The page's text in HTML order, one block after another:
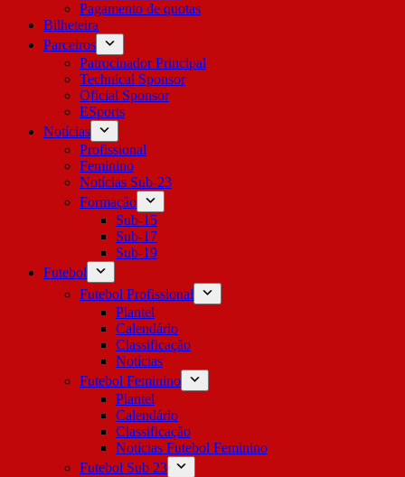
Pagamento de quotas
Bilheteira
Parceiros
Patrocinador Principal
Technical Sponsor
Oficial Sponsor
ESports
Notícias
Profissional
Feminino
Notícias Sub-23
Formação
Sub-15
Sub-17
Sub-19
Futebol
Futebol Profissional
Plantel
Calendário
Classificação
Notícias
Futebol Feminino
Plantel
Calendário
Classificação
Notícias Futebol Feminino
Futebol Sub 23